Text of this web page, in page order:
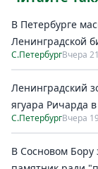
В Петербурге
Ленинградской
С.ПетербургВчера
Ленинградский
ягуара Ричарда
С.ПетербургВчера
В Сосновом